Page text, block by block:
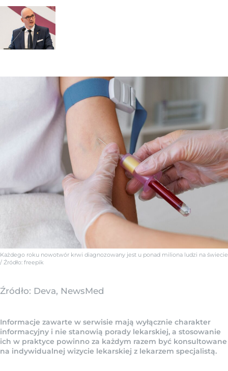
Każdego roku nowotwór krwi diagnozowany jest u ponad miliona ludzi na świecie
/ Źródło: freepik
Źródło: Deva, NewsMed
Informacje zawarte w serwisie mają wyłącznie charakter
informacyjny i nie stanowią porady lekarskiej, a stosowanie
ich w praktyce powinno za każdym razem być konsultowane
na indywidualnej wizycie lekarskiej z lekarzem specjalistą.